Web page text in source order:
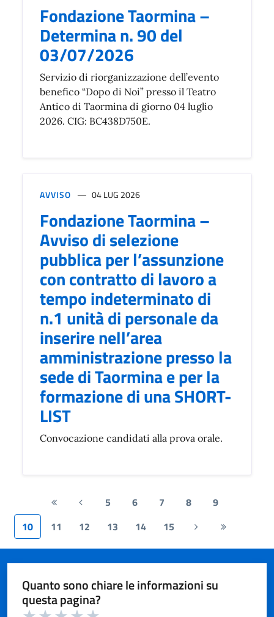
Fondazione Taormina –
Determina n. 90 del
03/07/2026
Servizio di riorganizzazione dell’evento
benefico “Dopo di Noi” presso il Teatro
Antico di Taormina di giorno 04 luglio
2026. CIG: BC438D750E.
AVVISO 04 LUG 2026
Fondazione Taormina –
Avviso di selezione
pubblica per l’assunzione
con contratto di lavoro a
tempo indeterminato di
n.1 unità di personale da
inserire nell’area
amministrazione presso la
sede di Taormina e per la
formazione di una SHORT-
LIST
Convocazione candidati alla prova orale.
Prima
pagina
Pagina
precedente
5 6 7 8
9
10
11 12 13 14 15
Pagina
successiva
Ultima
pagina
Quanto sono chiare le informazioni su
questa pagina?